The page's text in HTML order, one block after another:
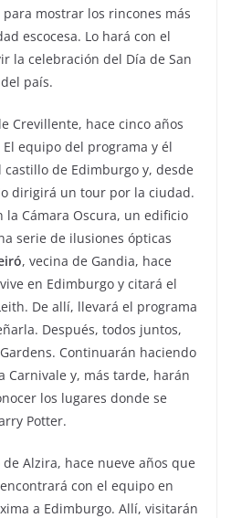
para mostrar los rincones más
escocesa. Lo hará con el
la celebración del Día de San
país.
Crevillente, hace cinco años
equipo del programa y él
de Edimburgo y, desde
dirigirá un tour por la ciudad.
la Cámara Oscura, un edificio
serie de ilusiones ópticas
, vecina de Gandia, hace
en Edimburgo y citará el
De allí, llevará el programa
Después, todos juntos,
Continuarán haciendo
Carnivale y, más tarde, harán
los lugares donde se
Potter.
de Alzira, hace nueve años que
con el equipo en
a Edimburgo. Allí, visitarán